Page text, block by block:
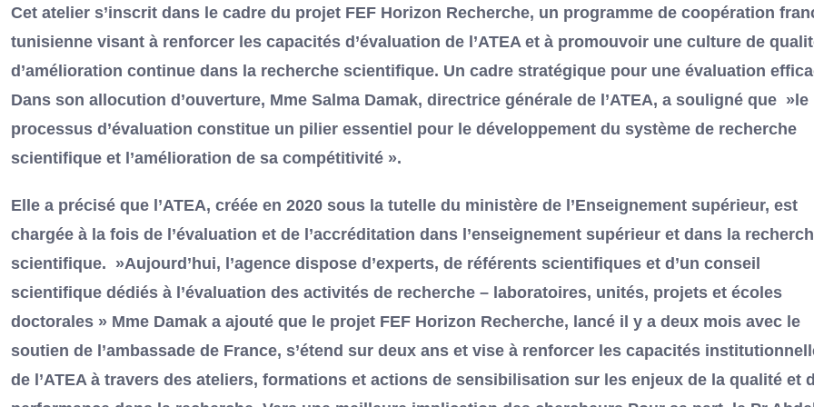
Cet atelier s’inscrit dans le cadre du projet FEF Horizon Recherche, un programme de coopération
tunisienne visant à renforcer les capacités d’évaluation de l’ATEA et à promouvoir une culture de
d’amélioration continue dans la recherche scientifique. Un cadre stratégique pour une évaluation
Dans son allocution d’ouverture, Mme Salma Damak, directrice générale de l’ATEA, a souligné que »le
processus d’évaluation constitue un pilier essentiel pour le développement du système de recherche
scientifique et l’amélioration de sa compétitivité ».
Elle a précisé que l’ATEA, créée en 2020 sous la tutelle du ministère de l’Enseignement supérieur, est
chargée à la fois de l’évaluation et de l’accréditation dans l’enseignement supérieur et dans la
scientifique. »Aujourd’hui, l’agence dispose d’experts, de référents scientifiques et d’un conseil
scientifique dédiés à l’évaluation des activités de recherche – laboratoires, unités, projets et écoles
doctorales » Mme Damak a ajouté que le projet FEF Horizon Recherche, lancé il y a deux mois avec le
soutien de l’ambassade de France, s’étend sur deux ans et vise à renforcer les capacités
de l’ATEA à travers des ateliers, formations et actions de sensibilisation sur les enjeux de la qualité et